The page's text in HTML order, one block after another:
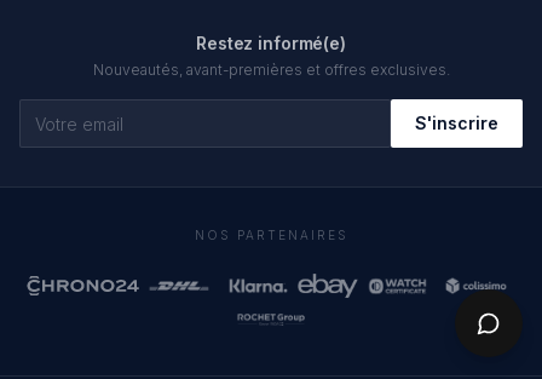
Restez informé(e)
Nouveautés, avant-premières et offres exclusives.
S'inscrire
NOS PARTENAIRES